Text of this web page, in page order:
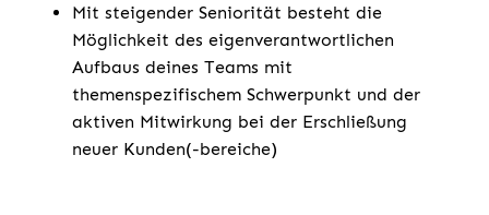
Mit steigender Seniorität besteht die
Möglichkeit des eigenverantwortlichen
Aufbaus deines Teams mit
themenspezifischem Schwerpunkt und der
aktiven Mitwirkung bei der Erschließung
neuer Kunden(-bereiche)